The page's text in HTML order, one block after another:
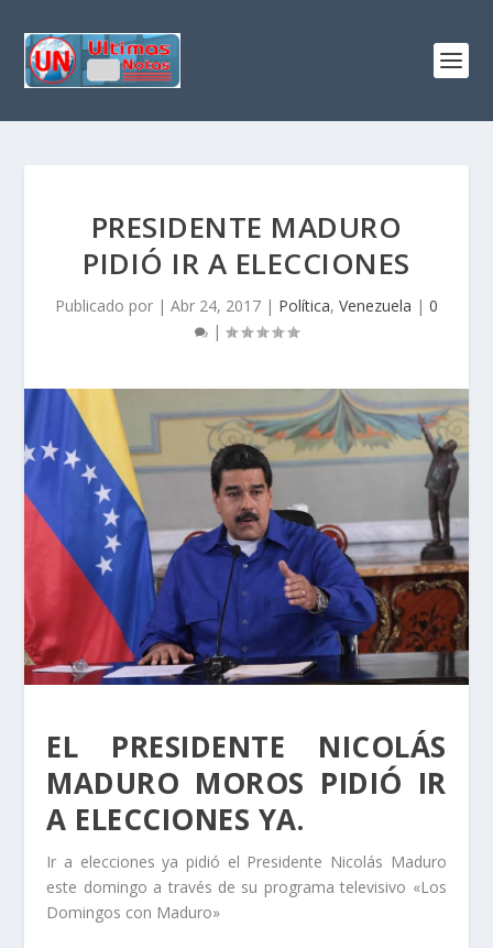
PRESIDENTE MADURO
PIDIÓ IR A ELECCIONES
Publicado por | Abr 24, 2017 | Política, Venezuela | 0
|
EL PRESIDENTE NICOLÁS
MADURO MOROS PIDIÓ IR
A ELECCIONES YA.
Ir a elecciones ya pidió el Presidente Nicolás Maduro
este domingo a través de su programa televisivo «Los
Domingos con Maduro»